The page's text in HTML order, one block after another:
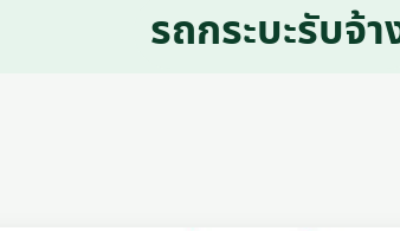
รถกระบะรับจ้า